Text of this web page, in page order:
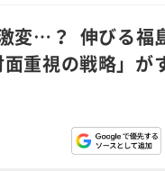
変…？ 伸びる福
面重視の戦略」が